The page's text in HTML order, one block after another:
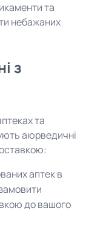
та
небажаних
з
та
аюрведичні
аптек в
до вашого